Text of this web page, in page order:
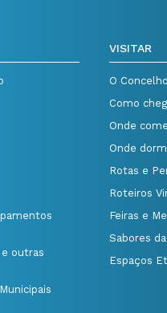
e outras
VISITAR
O Concelho
Como
Onde
Onde
Rotas e
Roteiros
Feiras e
Sabores
Espaços